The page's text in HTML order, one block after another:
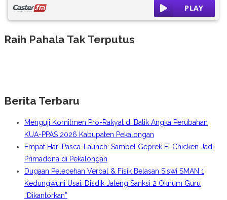
Raih Pahala Tak Terputus
Berita Terbaru
Menguji Komitmen Pro-Rakyat di Balik Angka Perubahan
KUA-PPAS 2026 Kabupaten Pekalongan
Empat Hari Pasca-Launch: Sambel Geprek El Chicken Jadi
Primadona di Pekalongan
Dugaan Pelecehan Verbal & Fisik Belasan Siswi SMAN 1
Kedungwuni Usai: Disdik Jateng Sanksi 2 Oknum Guru
“Dikantorkan”